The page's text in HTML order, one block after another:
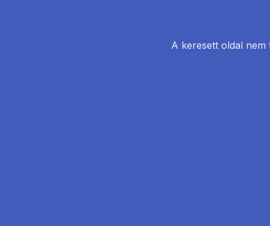
A keresett oldal